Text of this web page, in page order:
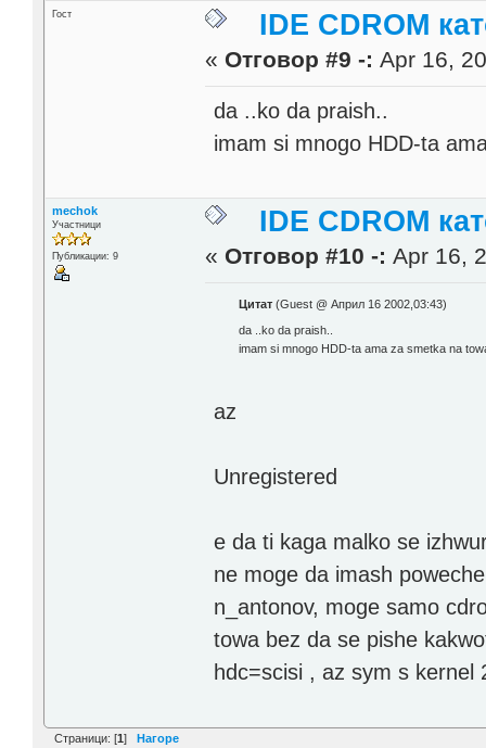
Гост IDE CDROM
« Отговор #9 -: Apr 16,
da ..ko da praish..
imam si mnogo HDD-ta
mechok
Участници
Публикации: 9
IDE CDROM
« Отговор #10 -: Apr 16,
Цитат(Guest @ Април 16 2002,03:43)
da ..ko da praish..
imam si mnogo HDD-ta ama za smetka na
az
Unregistered
e da ti kaga malko se
ne moge da imash
n_antonov, moge samo
towa bez da se pishe
hdc=scisi , az sym s
Страници: [1] Нагоре